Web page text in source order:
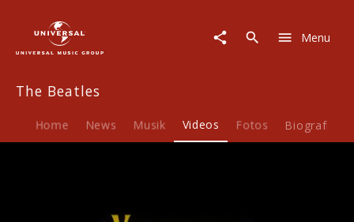
Video
Yesterday
Menu
The Beatles
Home News Musik Videos Fotos Biografie